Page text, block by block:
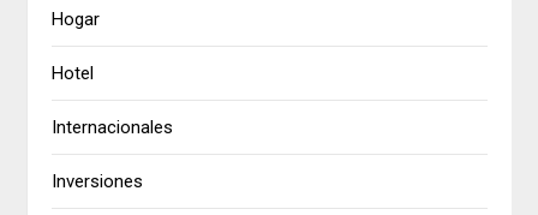
Hogar
Hotel
Internacionales
Inversiones